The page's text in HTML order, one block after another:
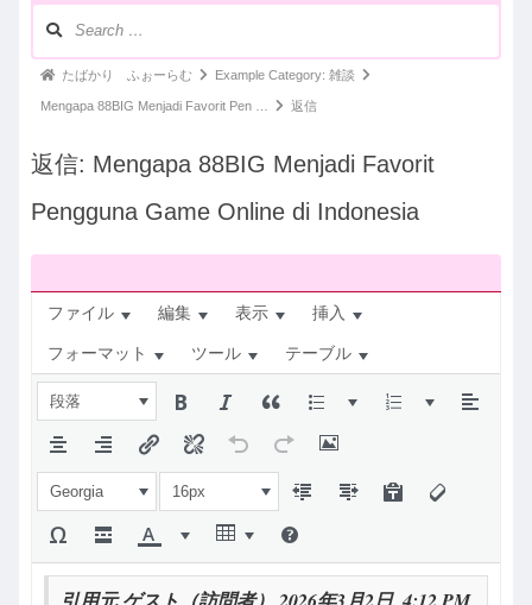
ゲ
シ
ン：
パ
ン
ず
たばかり ふぉーらむ Example Category: 雑談
Mengapa 88BIG Menjadi Favorit Pen … 返信
返信: Mengapa 88BIG Menjadi Favorit
Pengguna Game Online di Indonesia
ファイル 編集 表示 挿入
フォーマット ツール テーブル
段落
Georgia 16px